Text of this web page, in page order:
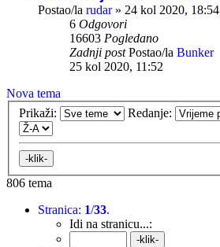
Postao/la rudar» 24 kol 2020, 18:54
6 Odgovori
16603 Pogledano
Zadnji postPostao/la Bunker
25 kol 2020, 11:52
Nova tema
Prikaži:
Redanje:
806 tema
Stranica: 1/33.
Idi na stranicu...: